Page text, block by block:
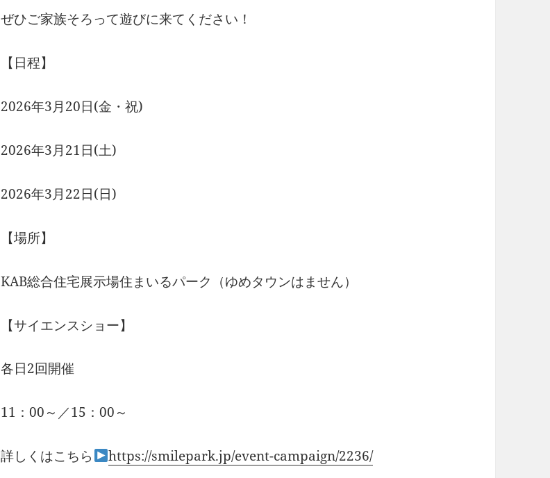
ぜひご家族そろって遊びに来てください！
【日程】
2026年3月20日(金・祝)
2026年3月21日(土)
2026年3月22日(日)
【場所】
KAB総合住宅展示場住まいるパーク（ゆめタウンはません）
【サイエンスショー】
各日2回開催
11：00～／15：00～
詳しくはこちら https://smilepark.jp/event-campaign/2236/